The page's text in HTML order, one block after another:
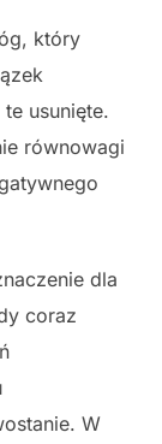
który
usunięte.
równowagi
dla
coraz
W